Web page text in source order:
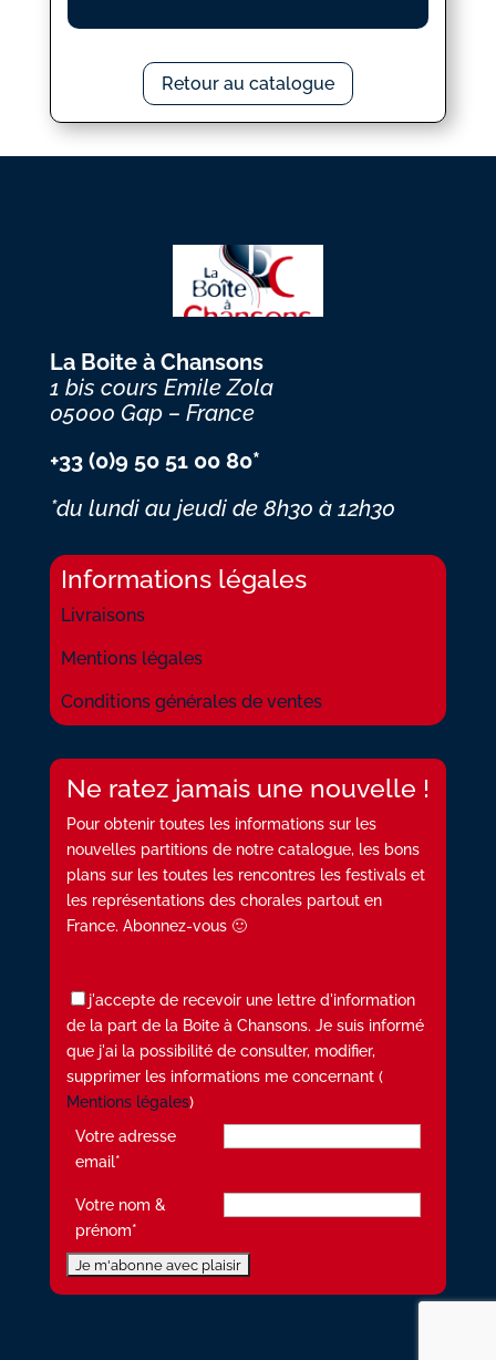
Retour au catalogue
La Boite à Chansons
1 bis cours Emile Zola
05000 Gap – France
+33 (0)9 50 51 00 80*
*du lundi au jeudi de 8h30 à 12h30
Informations légales
Livraisons
Mentions légales
Conditions générales de ventes
Ne ratez jamais une nouvelle !
Pour obtenir toutes les informations sur les
nouvelles partitions de notre catalogue, les bons
plans sur les toutes les rencontres les festivals et
les représentations des chorales partout en
France. Abonnez-vous 🙂
j'accepte de recevoir une lettre d'information
de la part de la Boite à Chansons. Je suis informé
que j'ai la possibilité de consulter, modifier,
supprimer les informations me concernant (
Mentions légales)
Votre adresse
email*
Votre nom &
prénom*